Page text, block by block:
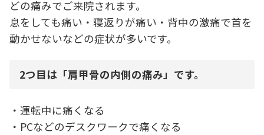
どの痛みでご来院されます。
息をしても痛い・寝返りが痛い・背中の激痛で首を
動かせないなどの症状が多いです。
2つ目は「肩甲骨の内側の痛み」です。
・運転中に痛くなる
・PCなどのデスクワークで痛くなる